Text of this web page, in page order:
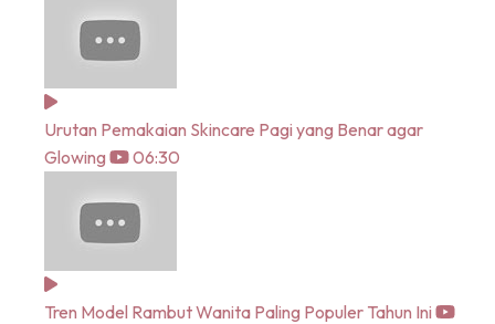
Urutan Pemakaian Skincare Pagi yang Benar agar
Glowing
06:30
Tren Model Rambut Wanita Paling Populer Tahun Ini